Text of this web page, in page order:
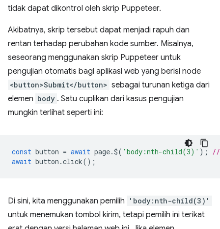
tidak dapat dikontrol oleh skrip Puppeteer.
Akibatnya, skrip tersebut dapat menjadi rapuh dan
rentan terhadap perubahan kode sumber. Misalnya,
seseorang menggunakan skrip Puppeteer untuk
pengujian otomatis bagi aplikasi web yang berisi node
<button>Submit</button> sebagai turunan ketiga dari
elemen body . Satu cuplikan dari kasus pengujian
mungkin terlihat seperti ini:
const button = await page.$( 'body:nth-child(3)' );
//
await button .click();
Di sini, kita menggunakan pemilih 'body:nth-child(3)'
untuk menemukan tombol kirim, tetapi pemilih ini terikat